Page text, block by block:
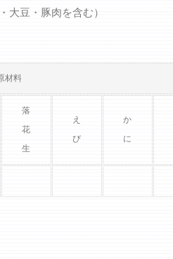
大豆・豚肉を含む）
材料
落
花
生
え
び
か
に